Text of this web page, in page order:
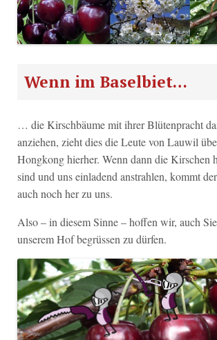
Wenn im Baselbiet…
… die Kirschbäume mit ihrer Blütenpracht
anziehen, zieht dies die Leute von Lauwil
Hongkong hierher. Wenn dann die Kirschen
sind und uns einladend anstrahlen, kommt
auch noch her zu uns.
Also – in diesem Sinne – hoffen wir, auch
unserem Hof begrüssen zu dürfen.